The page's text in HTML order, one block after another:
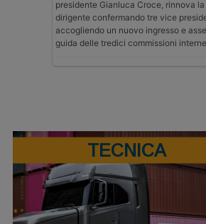
presidente Gianluca Croce, rinnova la
dirigente confermando tre vice
accogliendo un nuovo ingresso e
guida delle tredici commissioni
TECNICA